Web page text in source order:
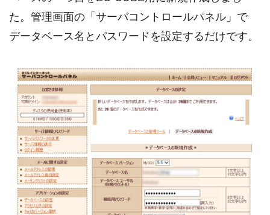
た。管理画面の「サーバコントロールパネル」で
データベース名とパスワードを設定するだけです。